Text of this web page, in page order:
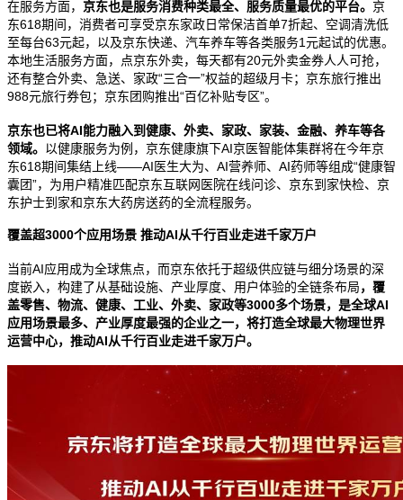
在服务方面， 京东也是服务消费种类最全、服务质量最优的平台。 京
东618期间，消费者可享受京东家政日常保洁首单7折起、空调清洗低
至每台63元起，以及京东快递、汽车养车等各类服务1元起试的优惠。
本地生活服务方面，点京东外卖，每天都有20元外卖金券人人可抢，
还有整合外卖、急送、家政“三合一”权益的超级月卡；京东旅行推出
988元旅行券包；京东团购推出“百亿补贴专区”。
京东也已将AI能力融入到健康、外卖、家政、家装、金融、养车等各
领域。 以健康服务为例，京东健康旗下AI京医智能体集群将在今年京
东618期间集结上线——AI医生大为、 AI营养师、 AI药师等组成“健康智
囊团”，为用户精准匹配京东互联网医院在线问诊、京东到家快检、京
东护士到家和京东大药房送药的全流程服务。
覆盖超3000个应用场景 推动AI从千行百业走进千家万户
当前AI应用成为全球焦点，而京东依托于超级供应链与细分场景的深
度嵌入，构建了从基础设施、产业厚度、用户体验的全链条布局，覆
盖零售、物流、健康、工业、外卖、家政等3000多个场景，是全球AI
应用场景最多、产业厚度最强的企业之一，将打造全球最大物理世界
运营中心，推动AI从千行百业走进千家万户。